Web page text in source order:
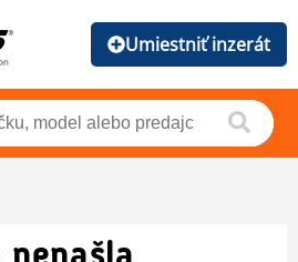
Umiestniť inzerát